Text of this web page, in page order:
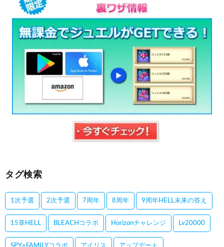
タグ検索
1次予選 2次予選 7周年 8周年 9周年HELL未来の答え
15章HELL BLEACHコラボ Horizonチャレンジ Lv20000